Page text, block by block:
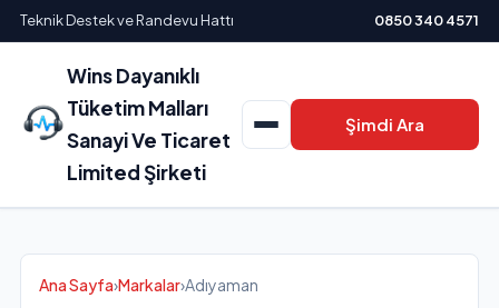
Teknik Destek ve Randevu Hattı 0850 340 4571
Wins Dayanıklı
Tüketim Malları
Sanayi Ve Ticaret
Limited Şirketi
Şimdi Ara
Ana Sayfa›Markalar›Adıyaman